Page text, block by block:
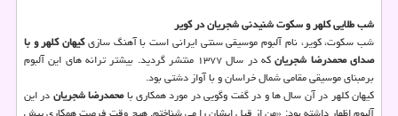
شب طلایی كلهر و سكوت شنیدنی شجریان در كویر
شب سكوت، كویر، نام آلبوم موسیقی سنتی ایرانی است با آهنگ سازیكیهان كلهر و با
صدای محمدرضا شجریان
كه در سال ۱۳۷۷ منتشر گردید. بیشتر ترانه های این آلبوم
برمبنای موسیقی مقامی شمال خراسان و با آواز دشتی بود.
كیهان كلهر در آن سال ها و در گفت وگویی در مورد همكاری بامحمدرضا شجریاندر این